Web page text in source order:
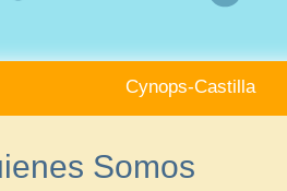
Cynops-Castilla
Somos